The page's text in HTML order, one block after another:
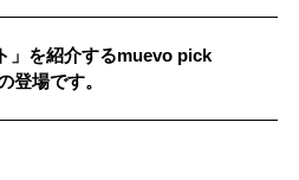
#女性SSW
」を紹介するmuevo pick
登場です。